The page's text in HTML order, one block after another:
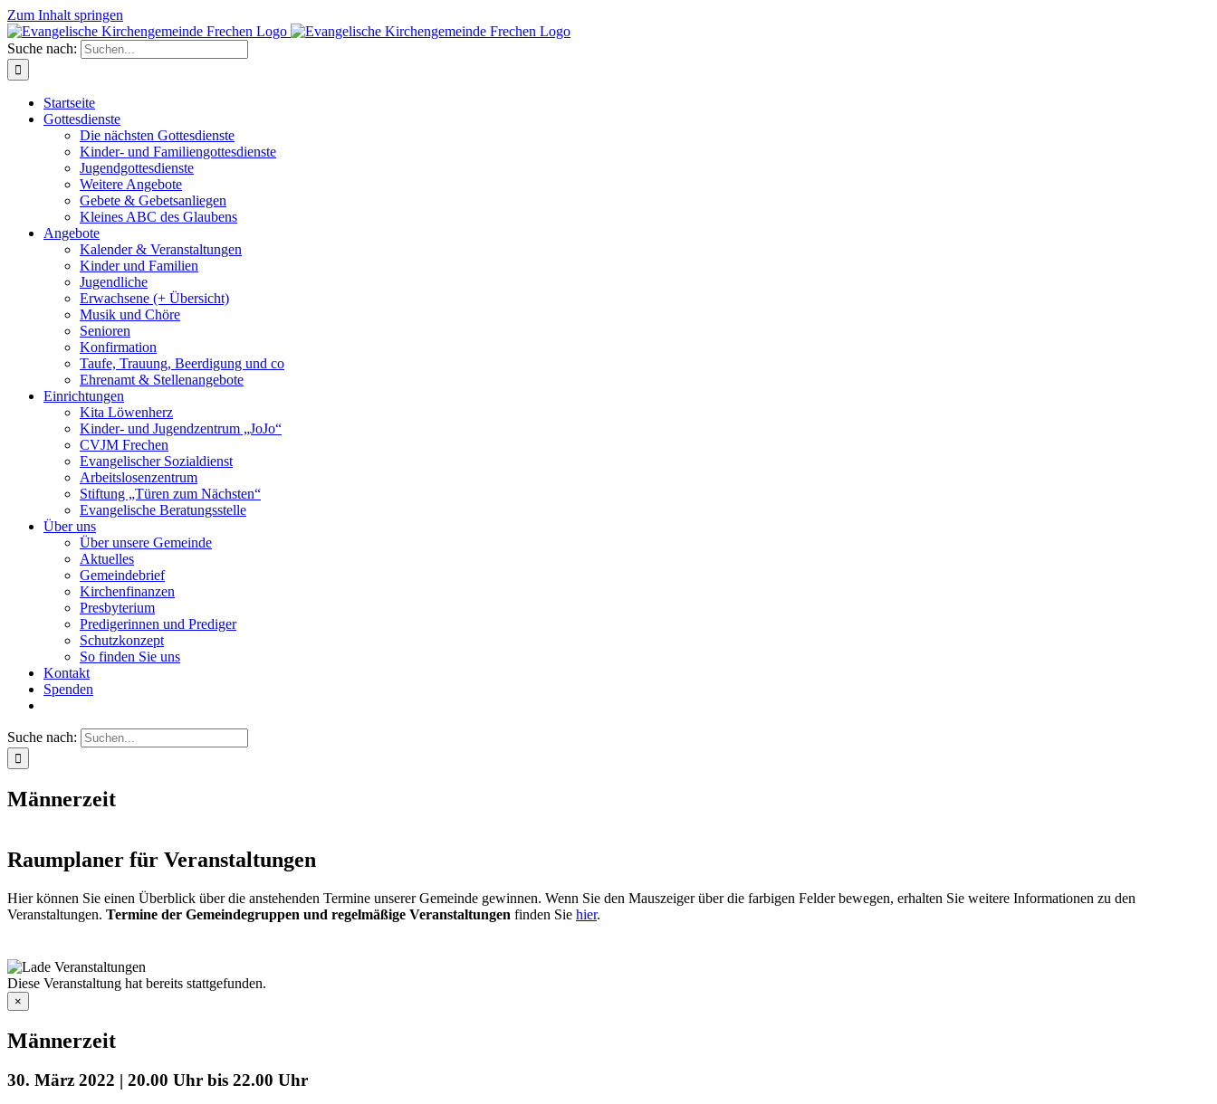
Zum Inhalt springen
Suche nach:
Startseite
Gottesdienste
Die nächsten Gottesdienste
Kinder- und Familiengottesdienste
Jugendgottesdienste
Weitere Angebote
Gebete & Gebetsanliegen
Kleines ABC des Glaubens
Angebote
Kalender & Veranstaltungen
Kinder und Familien
Jugendliche
Erwachsene (+ Übersicht)
Musik und Chöre
Senioren
Konfirmation
Taufe, Trauung, Beerdigung und co
Ehrenamt & Stellenangebote
Einrichtungen
Kita Löwenherz
Kinder- und Jugendzentrum „JoJo“
CVJM Frechen
Evangelischer Sozialdienst
Arbeitslosenzentrum
Stiftung „Türen zum Nächsten“
Evangelische Beratungsstelle
Über uns
Über unsere Gemeinde
Aktuelles
Gemeindebrief
Kirchenfinanzen
Presbyterium
Predigerinnen und Prediger
Schutzkonzept
So finden Sie uns
Kontakt
Spenden
Suche nach:
Männerzeit
Raumplaner für Veranstaltungen
Hier können Sie einen Überblick über die anstehenden Termine unserer Gemeinde gewinnen. Wenn Sie den Mauszeiger über die farbigen Felder bewegen, erhalten Sie weitere Informationen zu den
Veranstaltungen. Termine der Gemeindegruppen und regelmäßige Veranstaltungen finden Sie hier.
Diese Veranstaltung hat bereits stattgefunden.
×
Männerzeit
30. März 2022 | 20.00 Uhr bis 22.00 Uhr